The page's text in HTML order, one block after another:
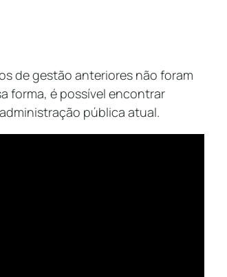
de gestão anteriores não foram
forma, é possível encontrar
pública atual.